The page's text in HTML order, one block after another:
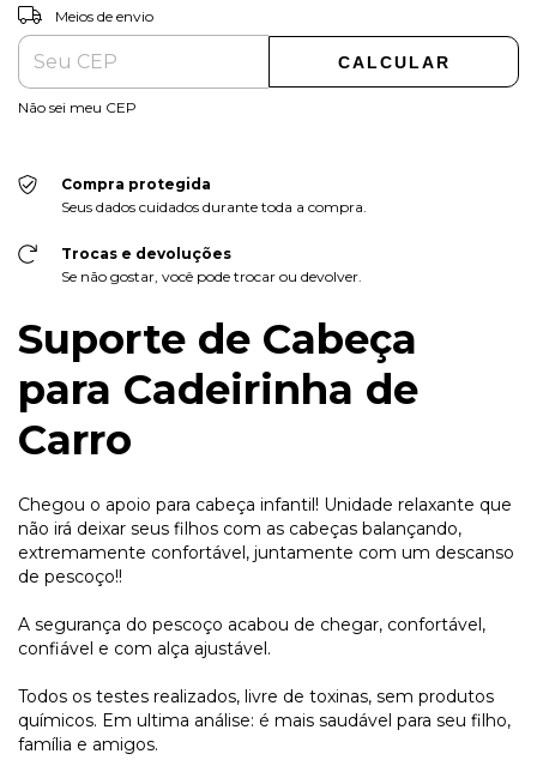
Entregas para o CEP:
Meios de envio
CALCULAR
Não sei meu CEP
Compra protegida
Seus dados cuidados durante toda a compra.
Trocas e devoluções
Se não gostar, você pode trocar ou devolver.
Suporte de Cabeça
para Cadeirinha de
Carro
Chegou o apoio para cabeça infantil! Unidade relaxante que
não irá deixar seus filhos com as cabeças balançando,
extremamente confortável, juntamente com um descanso
de pescoço!!
A segurança do pescoço acabou de chegar, confortável,
confiável e com alça ajustável.
Todos os testes realizados, livre de toxinas, sem produtos
químicos. Em ultima análise: é mais saudável para seu filho,
família e amigos.